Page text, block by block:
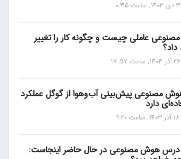
عاملی چیست و چگونه کار را تغییر
مصنوعی پیش‌بینی آب‌و‌هوا از گوگل عملکرد
دارد
هوش مصنوعی در حال حاضر اینجاست: